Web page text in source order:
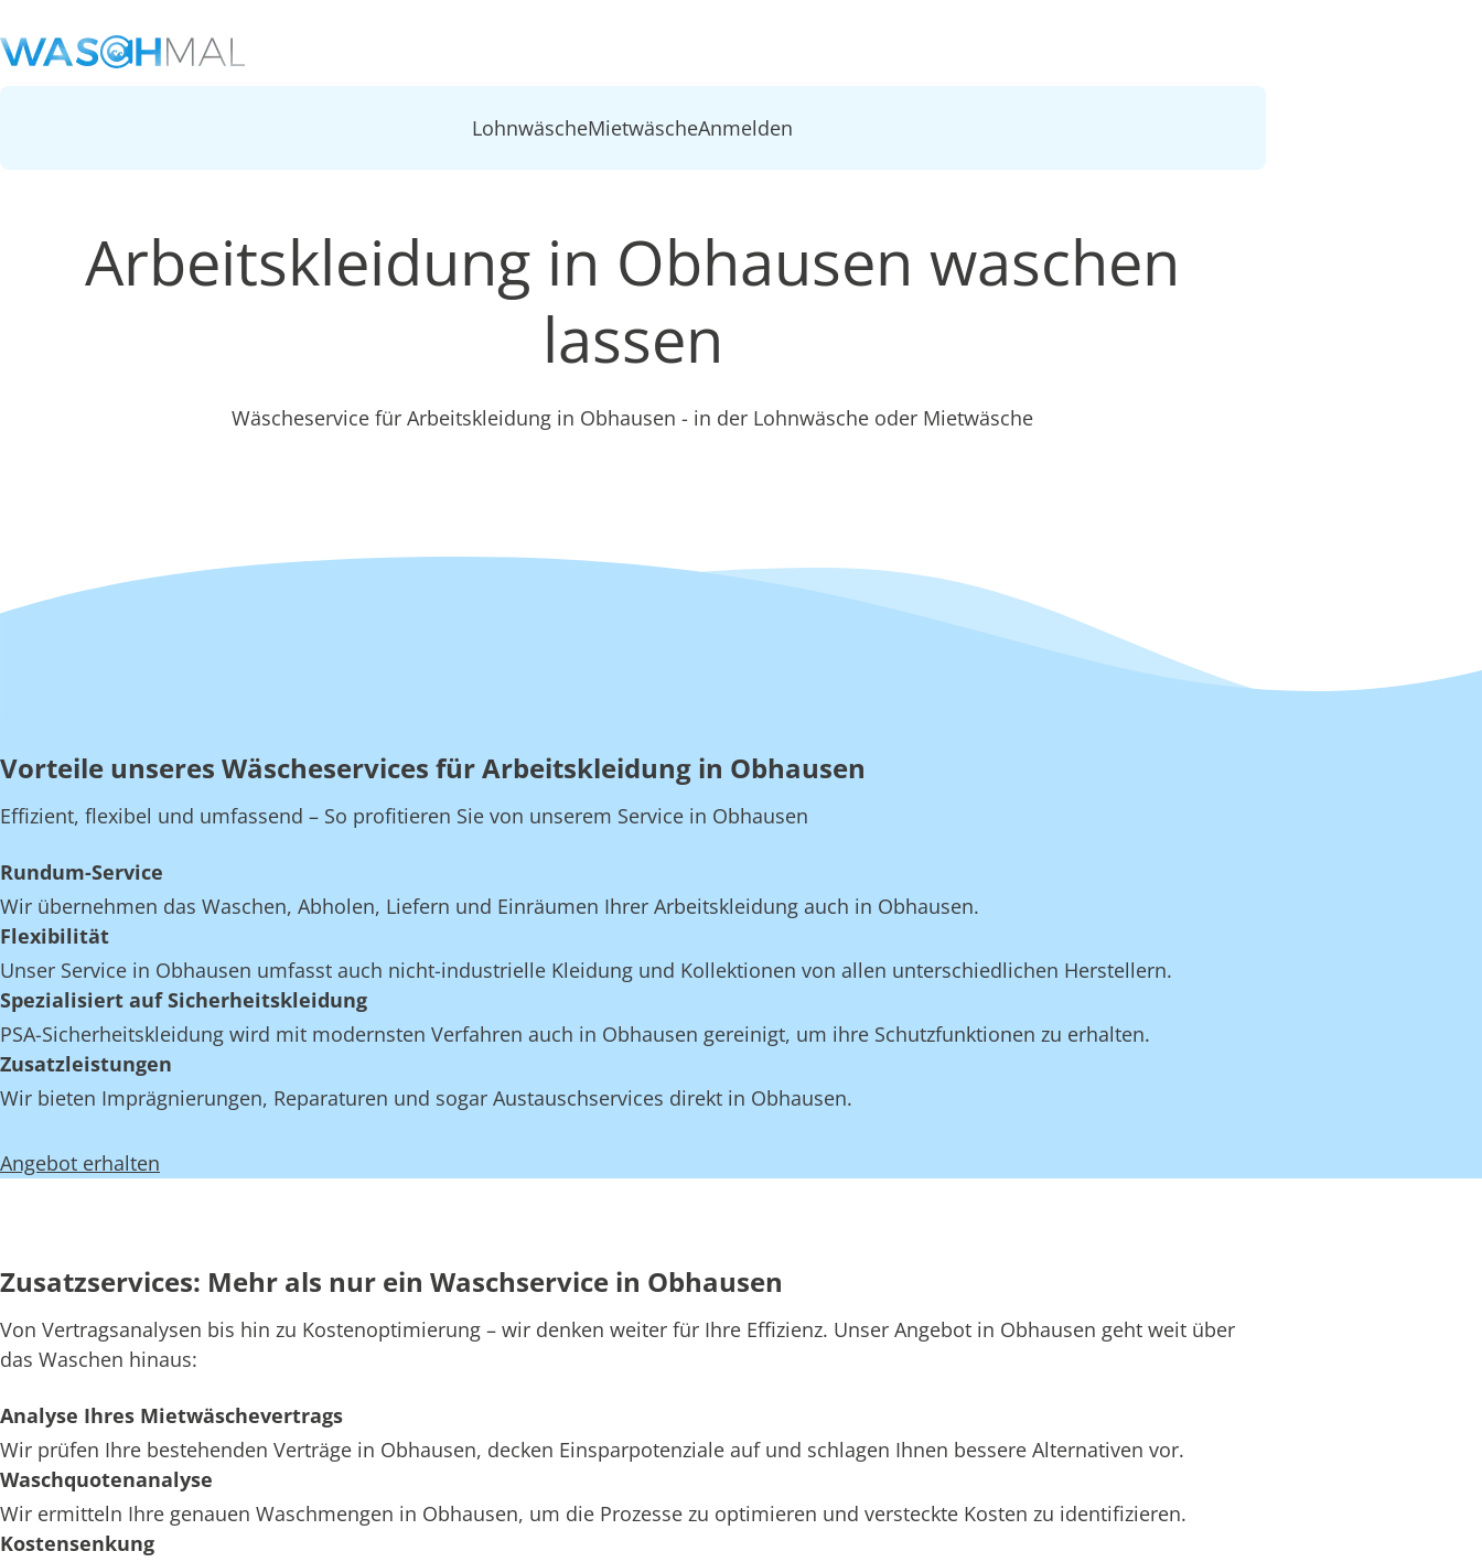
LohnwäscheMietwäscheAnmelden
Arbeitskleidung in Obhausen waschen
lassen
Wäscheservice für Arbeitskleidung in Obhausen - in der Lohnwäsche oder Mietwäsche
Vorteile unseres Wäscheservices für Arbeitskleidung in Obhausen
Effizient, flexibel und umfassend – So profitieren Sie von unserem Service in Obhausen
Rundum-Service
Wir übernehmen das Waschen, Abholen, Liefern und Einräumen Ihrer Arbeitskleidung auch in Obhausen.
Flexibilität
Unser Service in Obhausen umfasst auch nicht-industrielle Kleidung und Kollektionen von allen unterschiedlichen Herstellern.
Spezialisiert auf Sicherheitskleidung
PSA-Sicherheitskleidung wird mit modernsten Verfahren auch in Obhausen gereinigt, um ihre Schutzfunktionen zu erhalten.
Zusatzleistungen
Wir bieten Imprägnierungen, Reparaturen und sogar Austauschservices direkt in Obhausen.
Angebot erhalten
Zusatzservices: Mehr als nur ein Waschservice in Obhausen
Von Vertragsanalysen bis hin zu Kostenoptimierung – wir denken weiter für Ihre Effizienz. Unser Angebot in Obhausen geht weit über
das Waschen hinaus:
Analyse Ihres Mietwäschevertrags
Wir prüfen Ihre bestehenden Verträge in Obhausen, decken Einsparpotenziale auf und schlagen Ihnen bessere Alternativen vor.
Waschquotenanalyse
Wir ermitteln Ihre genauen Waschmengen in Obhausen, um die Prozesse zu optimieren und versteckte Kosten zu identifizieren.
Kostensenkung